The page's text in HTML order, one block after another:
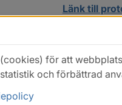
Länk till
för att
och förbättrad